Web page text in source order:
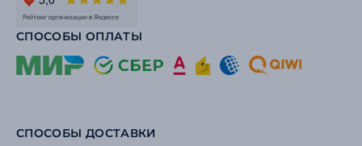
СПОСОБЫ ОПЛАТЫ
СПОСОБЫ ДОСТАВКИ